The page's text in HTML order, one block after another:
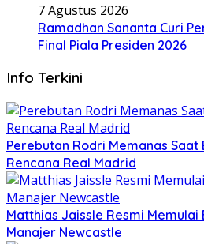
7 Agustus 2026
Ramadhan Sananta Curi
Final Piala Presiden 2026
Info Terkini
Perebutan Rodri Memanas
Rencana Real Madrid
Matthias Jaissle Resmi Memulai
Manajer Newcastle